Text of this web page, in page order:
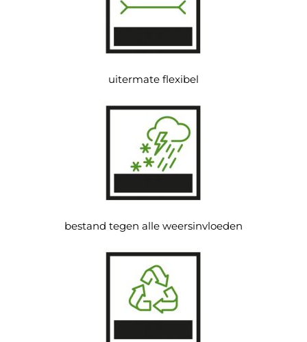
uitermate flexibel
bestand tegen alle weersinvloeden